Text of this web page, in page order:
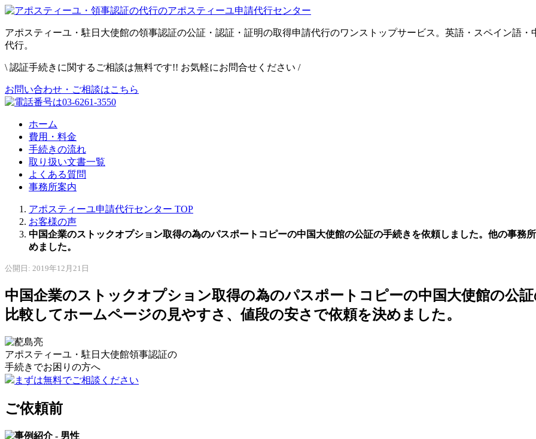
アポスティーユ・駐日大使館の領事認証の公証・認証・証明の取得申請代行のワンストップサービス。英語・スペイン語
代行。
\ 認証手続きに関するご相談は無料です!! お気軽にお問合せください /
お問い合わせ・ご相談はこちら
ホーム
費用・料金
手続きの流れ
取り扱い文書一覧
よくある質問
事務所案内
アポスティーユ申請代行センター TOP
お客様の声
中国企業のストックオプション取得の為のパスポートコピーの中国大使館の公証の手続きを依頼しました。他の事務
めました。
公開日: 2019年12月21日
中国企業のストックオプション取得の為のパスポートコピーの中国大使館の公
比較してホームページの見やすさ、値段の安さで依頼を決めました。
アポスティーユ・駐日大使館領事認証の
手続きでお困りの方へ
まずは無料でご相談ください
ご依頼前